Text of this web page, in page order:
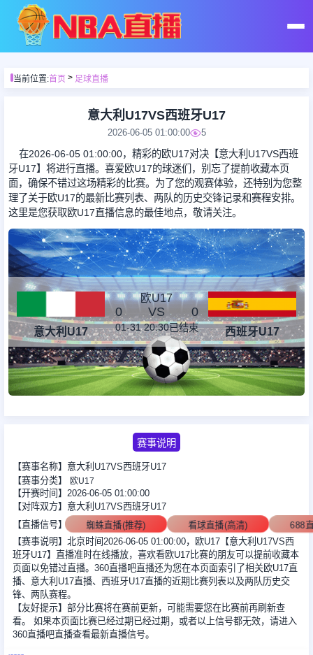
首页
篮球直播
足球录像
篮球录像
足球集锦
足球新闻
篮球新闻
当前位置:首页> 足球直播
意大利U17VS西班牙U17
2026-06-05 01:00:00 5
在2026-06-05 01:00:00，精彩的欧U17对决【意大利U17VS西班
牙U17】将进行直播。喜爱欧U17的球迷们，别忘了提前收藏本页
面，确保不错过这场精彩的比赛。为了您的观赛体验，还特别为您整
理了关于欧U17的最新比赛列表、两队的历史交锋记录和赛程安排。
这里是您获取欧U17直播信息的最佳地点，敬请关注。
意大利U17
欧U17
0 VS 0
01-31 20:30已结束 西班牙U17
赛事说明
【赛事名称】意大利U17VS西班牙U17
【赛事分类】
欧U17
【开赛时间】2026-06-05 01:00:00
【对阵双方】意大利U17VS西班牙U17
【直播信号】
蜘蛛直播(推荐) 看球直播(高清) 688
【赛事说明】北京时间2026-06-05 01:00:00，欧U17【意大利U17VS西
班牙U17】直播准时在线播放，喜欢看欧U17比赛的朋友可以提前收藏本
页面以免错过直播。360直播吧直播还为您在本页面索引了相关欧U17直
播、意大利U17直播、西班牙U17直播的近期比赛列表以及两队历史交
锋、两队赛程。
【友好提示】部分比赛将在赛前更新，可能需要您在比赛前再刷新查
看。 如果本页面比赛已经过期已经过期，或者以上信号都无效，请进入
360直播吧直播查看最新直播信号。